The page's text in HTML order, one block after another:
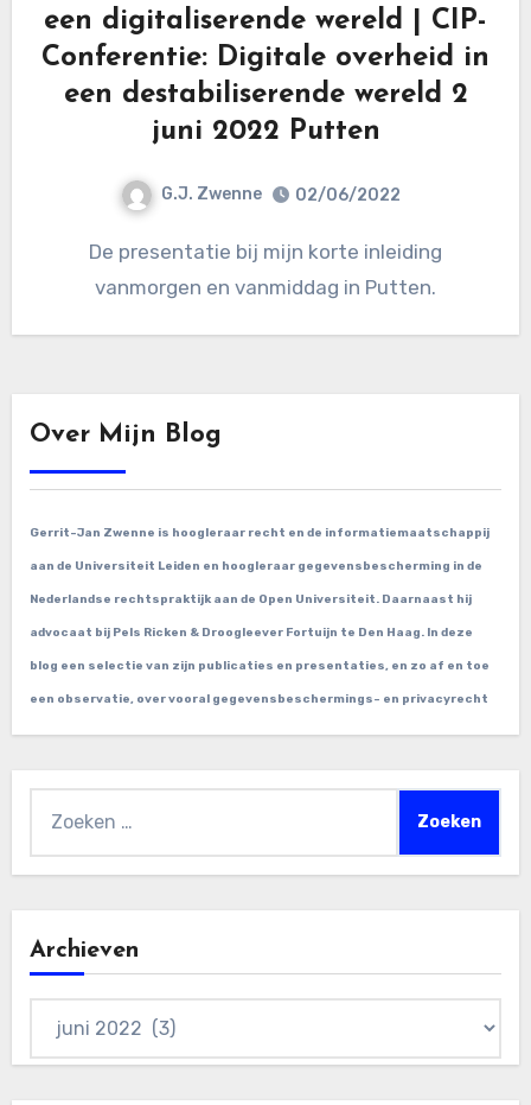
een digitaliserende wereld | CIP-
Conferentie: Digitale overheid in
een destabiliserende wereld 2
juni 2022 Putten
G.J. Zwenne 02/06/2022
De presentatie bij mijn korte inleiding
vanmorgen en vanmiddag in Putten.
Over Mijn Blog
Gerrit-Jan Zwenne is hoogleraar recht en de informatiemaatschappij
aan de Universiteit Leiden en hoogleraar gegevensbescherming in de
Nederlandse rechtspraktijk aan de Open Universiteit. Daarnaast hij
advocaat bij Pels Ricken & Droogleever Fortuijn te Den Haag. In deze
blog een selectie van zijn publicaties en presentaties, en zo af en toe
een observatie, over vooral gegevensbeschermings- en privacyrecht
naar:
Archieven